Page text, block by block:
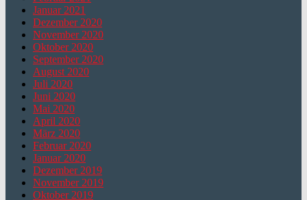
Januar 2021
Dezember 2020
November 2020
Oktober 2020
September 2020
August 2020
Juli 2020
Juni 2020
Mai 2020
April 2020
März 2020
Februar 2020
Januar 2020
Dezember 2019
November 2019
Oktober 2019